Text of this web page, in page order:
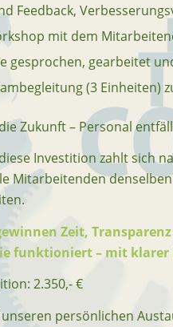
Feedback,
mit dem
gesprochen, gearbeitet
(3 Einheiten)
Zukunft – Personal
Investition zahlt sich
Mitarbeitenden
Zeit,
funktioniert – mit klarer
2.350,- €
persönlichen